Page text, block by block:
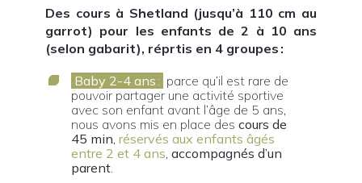
Des cours à Shetland (jusqu’à 110 cm au
garrot) pour les enfants de 2 à 10 ans
(selon gabarit), réprtis en 4 groupes :
Baby 2-4 ans : parce qu’il est rare de
pouvoir partager une activité sportive
avec son enfant avant l’âge de 5 ans,
nous avons mis en place des cours de
45 min, réservés aux enfants âgés
entre 2 et 4 ans, accompagnés d’un
parent